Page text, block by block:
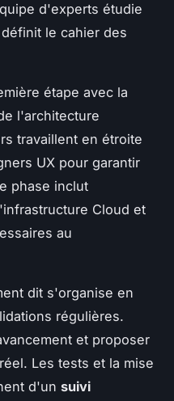
d'experts étudie
le cahier des
étape avec la
l'architecture
travaillent en étroite
UX pour garantir
phase inclut
Cloud et
au
dit s'organise en
régulières.
et proposer
Les tests et la mise
d'un suivi